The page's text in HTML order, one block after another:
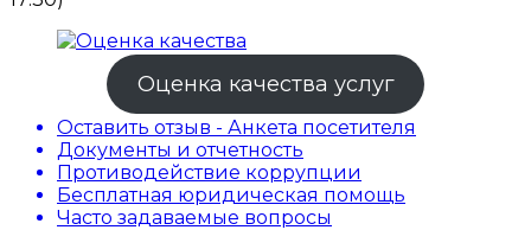
Оценка качества услуг
Оставить отзыв - Анкета посетителя
Документы и отчетность
Противодействие коррупции
Бесплатная юридическая помощь
Часто задаваемые вопросы